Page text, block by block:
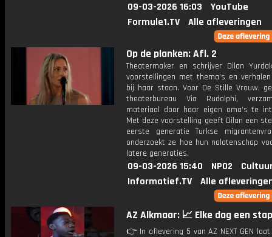
09-03-2026 16:03
YouTube
Formule1.TV
Alle afleveringen
Op de planken: Afl. 2
Theatermaker en schrijver Dilan
voorstellingen met thema's en
bij haar staan. Voor De Stille Vrouw,
theaterbureau Via Rudolphi,
materiaal door haar eigen oma's te
Met deze voorstelling geeft Dilan een
eerste generatie Turkse
onderzoekt ze hoe hun nalatenschap
latere generaties.
09-03-2026 15:40 NPO2
Informatief.TV
Alle
AZ Alkmaar: 📈 Elke dag een
👉 In aflevering 5 van AZ NEXT GEN laat